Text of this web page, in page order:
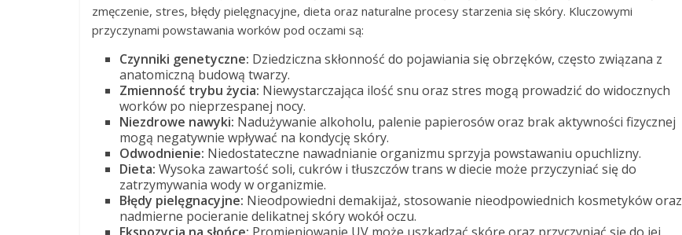
zmęczenie, stres, błędy pielęgnacyjne, dieta oraz naturalne procesy starzenia się skóry. Kluczowymi
przyczynami powstawania worków pod oczami są:
Czynniki genetyczne: Dziedziczna skłonność do pojawiania się obrzęków, często związana z
anatomiczną budową twarzy.
Zmienność trybu życia: Niewystarczająca ilość snu oraz stres mogą prowadzić do widocznych
worków po nieprzespanej nocy.
Niezdrowe nawyki: Nadużywanie alkoholu, palenie papierosów oraz brak aktywności fizycznej
mogą negatywnie wpływać na kondycję skóry.
Odwodnienie: Niedostateczne nawadnianie organizmu sprzyja powstawaniu opuchlizny.
Dieta: Wysoka zawartość soli, cukrów i tłuszczów trans w diecie może przyczyniać się do
zatrzymywania wody w organizmie.
Błędy pielęgnacyjne: Nieodpowiedni demakijaż, stosowanie nieodpowiednich kosmetyków oraz
nadmierne pocieranie delikatnej skóry wokół oczu.